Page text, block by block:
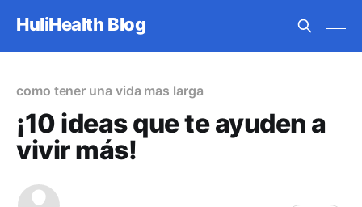
HuliHealth Blog
como tener una vida mas larga
¡10 ideas que te ayuden a
vivir más!